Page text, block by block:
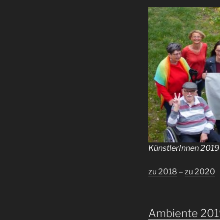
KünstlerInnen 2019
zu 2018 – zu 2020
Ambiente